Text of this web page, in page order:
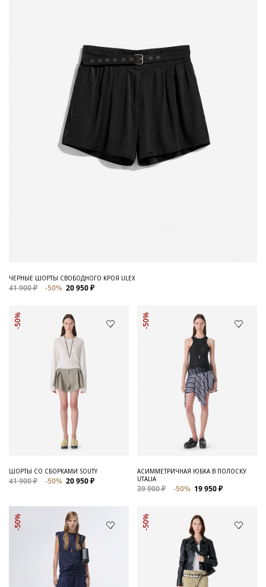
ЧЕРНЫЕ ШОРТЫ СВОБОДНОГО КРОЯ ULEX
41 900 ₽ -50% 20 950 ₽
-50%
ШОРТЫ СО СБОРКАМИ SOUTY
41 900 ₽ -50% 20 950 ₽
-50%
АСИММЕТРИЧНАЯ ЮБКА В ПОЛОСКУ
UTALIA
39 900 ₽ -50% 19 950 ₽
-50% -50%